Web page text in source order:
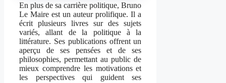
En plus de sa carrière politique, Bruno
Le Maire est un auteur prolifique. Il a
écrit plusieurs livres sur des sujets
variés, allant de la politique à la
littérature. Ses publications offrent un
aperçu de ses pensées et de ses
philosophies, permettant au public de
mieux comprendre les motivations et
les perspectives qui guident ses